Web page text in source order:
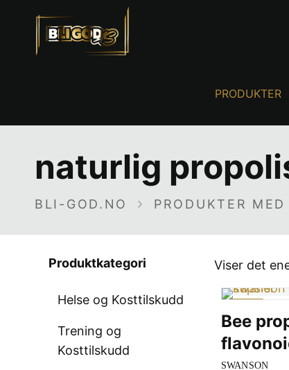
PRODUKTER
naturlig
BLI-GOD.NO PRODUKTER
Viser det
Bee
SWANSON
Produktkategori
Helse og Kosttilskudd
Trening og
Kosttilskudd